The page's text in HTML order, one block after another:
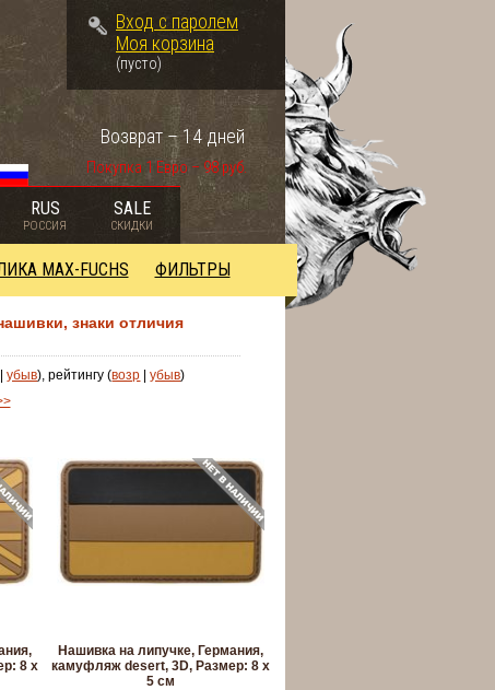
Вход с паролем
Моя корзина
(пусто)
Покупка 1 Евро – 98 руб.
Возврат – 14 дней
RUS
РОССИЯ
SALE
СКИДКИ
MAX-FUCHS ФИЛЬТРЫ
знаки отличия
|убыв), рейтингу (возр |убыв)
8 х
Нашивка на липучке, Германия,
камуфляж desert, 3D, Размер: 8 х
5 см